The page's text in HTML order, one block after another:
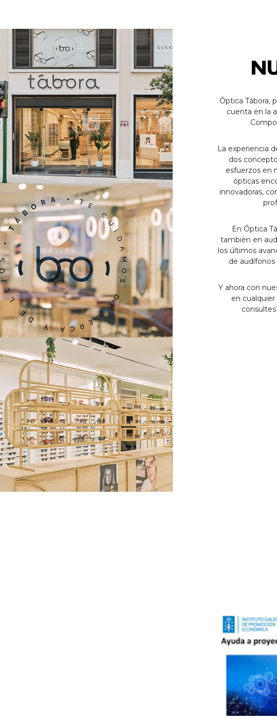
Óptica Tábora,
cuenta en la
La experiencia
dos
esfuerzos en
ópticas
innovadoras,
En Óptica
también en
los últimos
de audífonos
Y ahora con
en